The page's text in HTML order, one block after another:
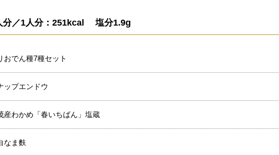
分／1人分：251kcal 塩分1.9g
おでん種7種セット
ップエンドウ
産わかめ「春いちばん」塩蔵
なま麩